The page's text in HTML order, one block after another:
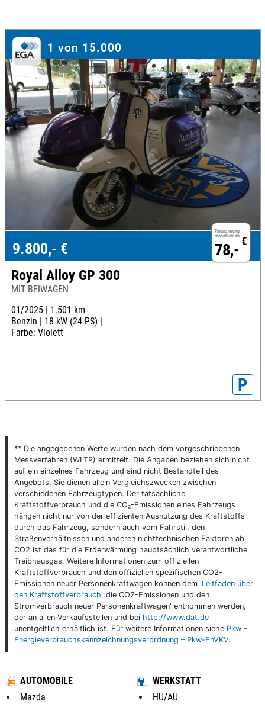
1 von 15.000
Finanzierung
monatlich ab €
78,-
9.800,- €
Royal Alloy GP 300
MIT BEIWAGEN
01/2025 | 1.501 km
Benzin | 18 kW (24 PS) |
Farbe: Violett
P
** Die angegebenen Werte wurden nach dem vorgeschriebenen
Messverfahren (WLTP) ermittelt. Die Angaben beziehen sich nicht
auf ein einzelnes Fahrzeug und sind nicht Bestandteil des
Angebots. Sie dienen allein Vergleichszwecken zwischen
verschiedenen Fahrzeugtypen. Der tatsächliche
Kraftstoffverbrauch und die CO₂-Emissionen eines Fahrzeugs
hängen nicht nur von der effizienten Ausnutzung des Kraftstoffs
durch das Fahrzeug, sondern auch vom Fahrstil, den
Straßenverhältnissen und anderen nichttechnischen Faktoren ab.
CO2 ist das für die Erderwärmung hauptsächlich verantwortliche
Treibhausgas. Weitere Informationen zum offiziellen
Kraftstoffverbrauch und den offiziellen spezifischen CO2-
Emissionen neuer Personenkraftwagen können dem 'Leitfaden über
den Kraftstoffverbrauch, die CO2-Emissionen und den
Stromverbrauch neuer Personenkraftwagen' entnommen werden,
der an allen Verkaufsstellen und bei http://www.dat.de
unentgeltlich erhältlich ist. Für weitere Informationen siehe Pkw -
Energieverbrauchskennzeichnungsverordnung – Pkw-EnVKV.
AUTOMOBILE
Mazda
WERKSTATT
HU/AU